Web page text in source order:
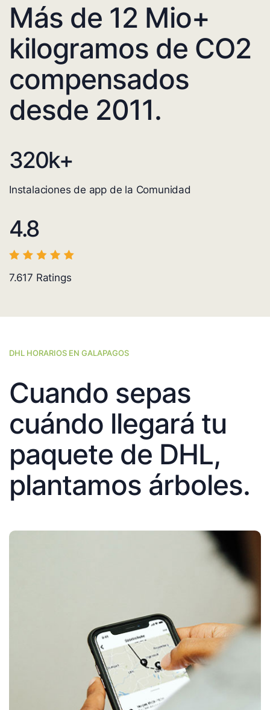
Más de 12 Mio+
kilogramos de CO2
compensados
desde 2011.
320k+
Instalaciones de app de la Comunidad
4.8
7.617 Ratings
DHL HORARIOS EN GALAPAGOS
Cuando sepas
cuándo llegará tu
paquete de DHL,
plantamos árboles.